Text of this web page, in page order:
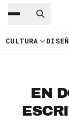
Saltar al
CULTURA
EN